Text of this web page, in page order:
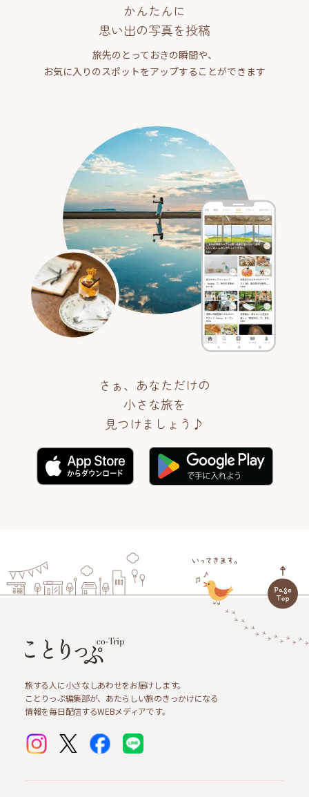
かんたんに
思い出の写真を投稿
旅先のとっておきの瞬間や、
お気に入りのスポットをアップすることができます
さぁ、あなただけの
小さな旅を
見つけましょう♪
旅する人に小さなしあわせをお届けします。
ことりっぷ編集部が、あたらしい旅のきっかけになる
情報を毎日配信するWEBメディアです。